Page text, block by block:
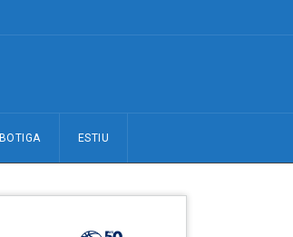
BOTIGA ESTIU